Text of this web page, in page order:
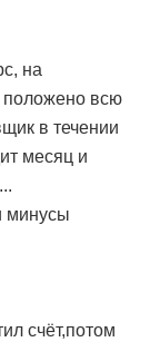
на
положено всю
в течении
месяц и
минусы
счёт,потом